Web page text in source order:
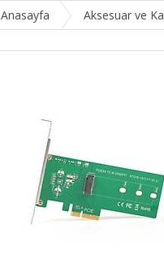
Anasayfa Aksesuar ve